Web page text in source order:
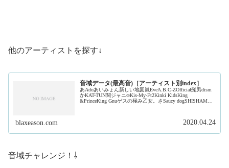
他のアーティストを探す↓
音域データ(最高音)［アーティスト別index］
あAdoあいみょん新しい地図嵐EveA.B.C-ZOfficial髭男dism
かKAT-TUN関ジャニ∞Kis-My-Ft2Kinki KidsKing
&PrinceKing Gnuゲスの極み乙女。さSaucy dogSHISHAMO
blaxeason.com 2020.04.24
音域チャレンジ！⇩